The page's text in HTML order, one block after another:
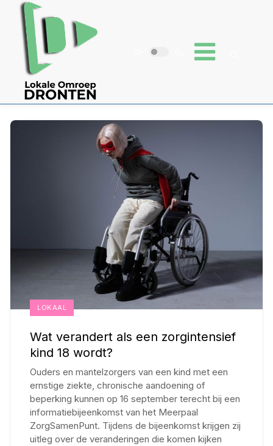
LOKAAL
Wat verandert als een zorgintensief
kind 18 wordt?
Ouders en mantelzorgers van een kind met een
ernstige ziekte, chronische aandoening of
beperking kunnen op 16 september terecht bij een
informatiebijeenkomst van het Meerpaal
ZorgSamenPunt. Tijdens de bijeenkomst krijgen zij
uitleg over de veranderingen die komen kijken